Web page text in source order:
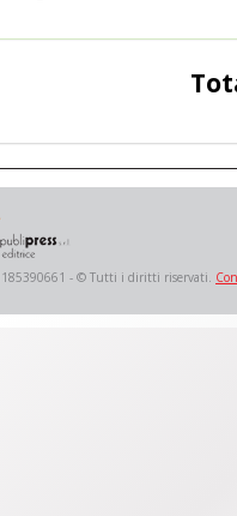
- © Tutti i diritti riservati.